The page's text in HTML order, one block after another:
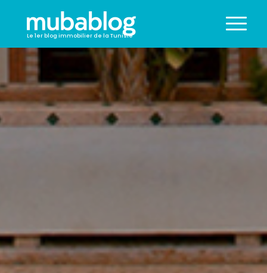
Le 1er blog immobilier de la Tunisie